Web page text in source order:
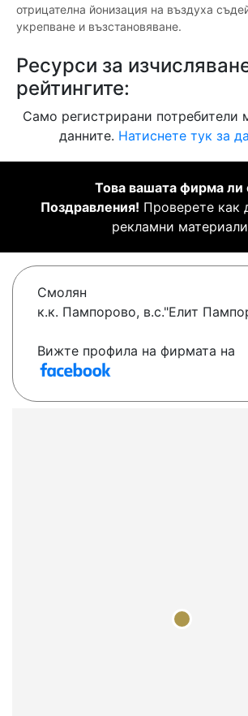
отрицателна йонизация на въздуха
укрепване и възстановяване.
Ресурси за
рейтингите:
Само регистрирани потребители
данните. Натиснете тук за
Това вашата фирма ли
Поздравления! Проверете как
рекламни
Смолян
к.к. Пампорово, в.с."Елит
Вижте профила на фирмата на